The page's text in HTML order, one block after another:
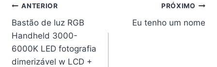
Navegação
de
Post
ANTERIOR
Bastão de luz RGB
Handheld 3000-
6000K LED fotografia
dimerizável w LCD +
PRÓXIMO
Eu tenho um nome